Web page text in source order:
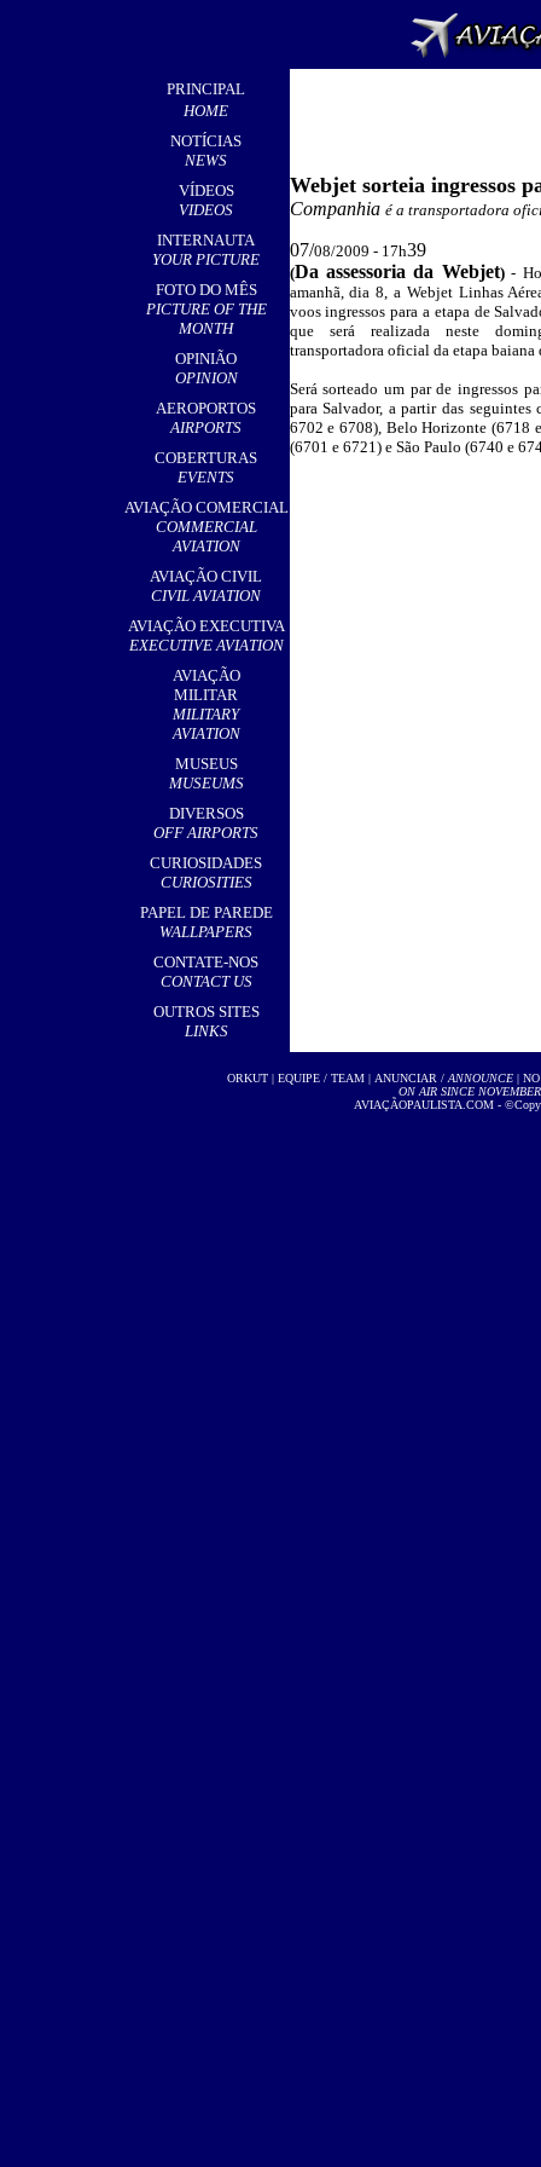
PRINCIPAL
HOME
NOTÍCIAS
NEWS
VÍDEOS
VIDEOS
INTERNAUTA
YOUR PICTURE
FOTO DO MÊS
PICTURE OF THE
MONTH
OPINIÃO
OPINION
AEROPORTOS
AIRPORTS
COBERTURAS
EVENTS
AVIAÇÃO COMERCIAL
COMMERCIAL
AVIATION
AVIAÇÃO CIVIL
CIVIL AVIATION
AVIAÇÃO EXECUTIVA
EXECUTIVE AVIATION
AVIAÇÃO
MILITAR
MILITARY
AVIATION
MUSEUS
MUSEUMS
DIVERSOS
OFF AIRPORTS
CURIOSIDADES
CURIOSITIES
PAPEL DE PAREDE
WALLPAPERS
CONTATE-NOS
CONTACT US
OUTROS SITES
LINKS
Webjet sorteia ingressos
Companhia é a transportadora
07/08/2009 - 17h39
(Da assessoria da Webjet)-
amanhã, dia 8, aWebjet Linhas
voos ingressos para a etapa de
que será realizada neste
transportadora oficial da etapa baiana
Será sorteado um par de ingressos
para Salvador, a partir das
6702 e 6708), Belo Horizonte (6718
(6701 e 6721) e São Paulo (6740 e
ORKUT| EQUIPE / TEAM| ANUNCIAR / ANNOUNCE| NO
ON AIR SINCE
AVIAÇÃOPAULISTA.COM -